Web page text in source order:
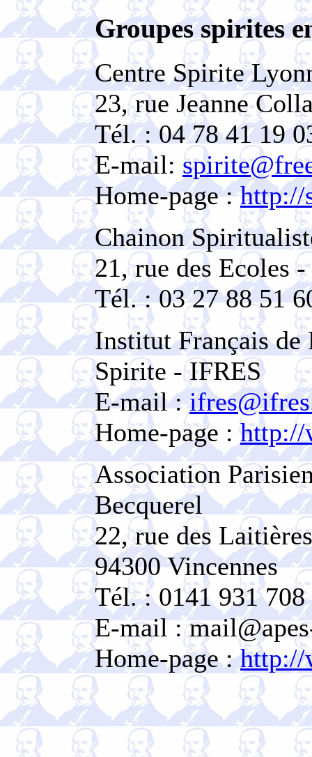
Groupes spirites
Centre Spirite
23, rue Jeanne
Tél. : 04 78 41 19
E-mail:
Home-page :http://
Chainon
21, rue des Ecoles
Tél. : 03 27 88 51
Institut Français de
Spirite - IFRES
E-mail :
Home-page :http://
Association
Becquerel
22, rue des
94300 Vincennes
Tél. : 0141 931 708
E-mail :
Home-page :http://